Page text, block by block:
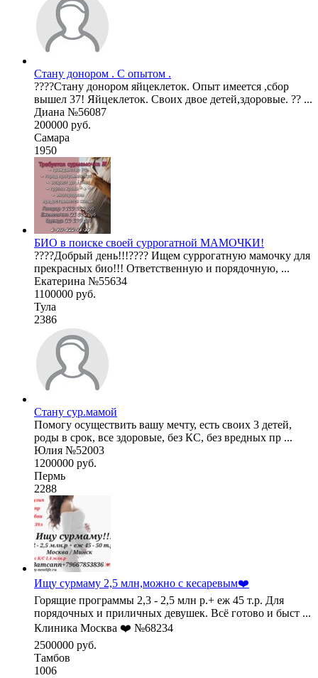
Стану донором . С опытом .
????Стану донором яйцеклеток. Опыт имеется ,сбор
вышел 37! Яйцеклеток. Своих двое детей,здоровые. ?? ...
Диана №56087
200000 руб.
Самара
1950
БИО в поиске своей суррогатной МАМОЧКИ!
????Добрый день!!!???? Ищем суррогатную мамочку для
прекрасных био!!! Ответственную и порядочную, ...
Екатерина №55634
1100000 руб.
Тула
2386
Стану сур.мамой
Помогу осуществить вашу мечту, есть своих 3 детей,
роды в срок, все здоровые, без КС, без вредных пр ...
Юлия №52003
1200000 руб.
Пермь
2288
Ищу сурмаму 2,5 млн,можно с кесаревым❤️
Горящие программы 2,3 - 2,5 млн р.+ еж 45 т.р. Для
порядочных и приличных девушек. Всё готово и быст ...
Клиника Москва ❤️ №68234
2500000 руб.
Тамбов
1006